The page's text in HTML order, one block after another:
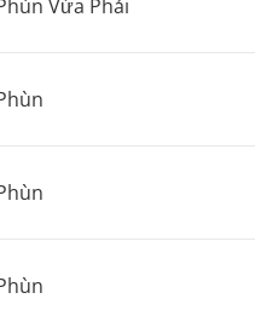
Vừa Phải